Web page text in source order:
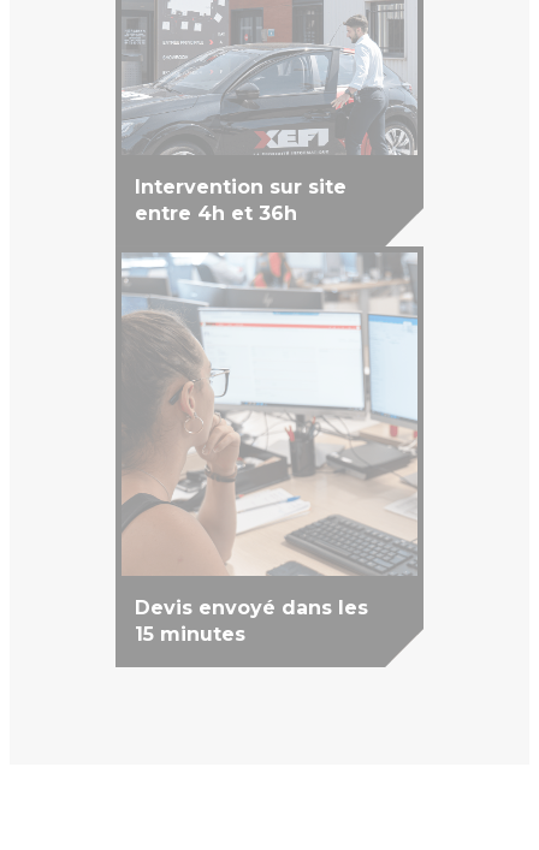
Intervention sur site
entre 4h et 36h
Devis envoyé dans les
15 minutes